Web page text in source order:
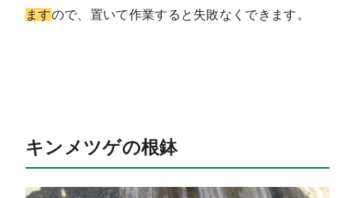
ますので、置いて作業すると失敗なくできます。
キンメツゲの根鉢